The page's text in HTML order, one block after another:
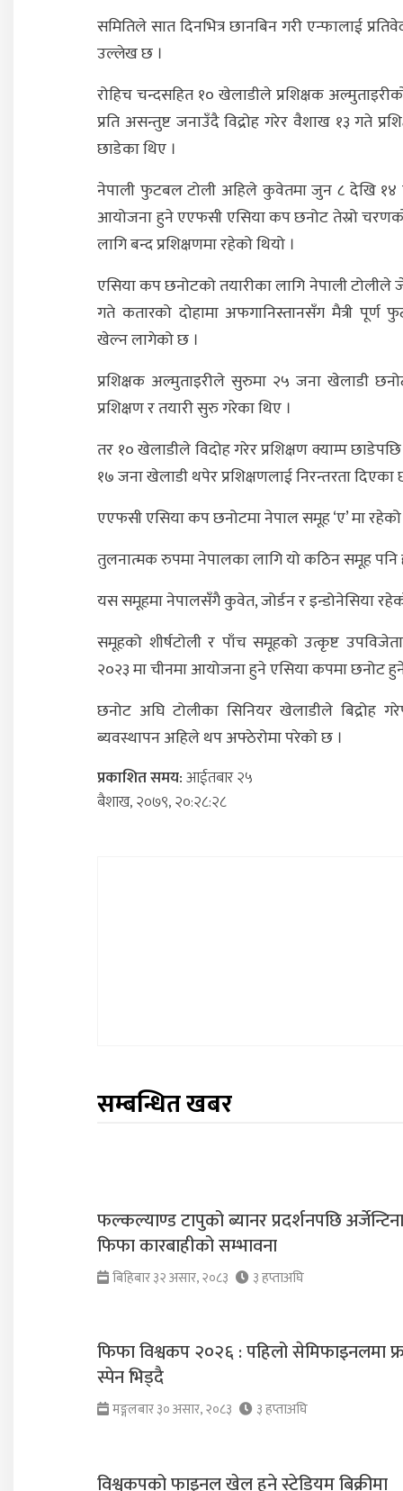
समितिले सात दिनभित्र छानबिन गरी एन्फालाई
उल्लेख छ ।
रोहिच चन्दसहित १० खेलाडीले प्रशिक्षक
प्रति असन्तुष्ट जनाउँदै विद्रोह गरेर वैशाख १३ गते
छाडेका थिए ।
नेपाली फुटबल टोली अहिले कुवेतमा जुन ८ देखि १४
आयोजना हुने एएफसी एसिया कप छनोट तेस्रो
लागि बन्द प्रशिक्षणमा रहेको थियो ।
एसिया कप छनोटको तयारीका लागि नेपाली टोलीले
गते कतारको दोहामा अफगानिस्तानसँग मैत्री
खेल्न लागेको छ ।
प्रशिक्षक अल्मुताइरीले सुरुमा २५ जना खेलाडी
प्रशिक्षण र तयारी सुरु गरेका थिए ।
तर १० खेलाडीले विदोह गरेर प्रशिक्षण क्याम्प
१७ जना खेलाडी थपेर प्रशिक्षणलाई निरन्तरता दिएका
एएफसी एसिया कप छनोटमा नेपाल समूह ‘ए’ मा
तुलनात्मक रुपमा नेपालका लागि यो कठिन समूह पनि
यस समूहमा नेपालसँगै कुवेत, जोर्डन र इन्डोनेसिया
समूहको शीर्षटोली र पाँच समूहको उत्कृष्ट
२०२३ मा चीनमा आयोजना हुने एसिया कपमा छनोट
छनोट अघि टोलीका सिनियर खेलाडीले बिद्रोह
ब्यवस्थापन अहिले थप अफ्ठेरोमा परेको छ ।
प्रकाशित समय:आईतबार २५
ब‌ैशाख, २०७९, २०:२८:२८
सम्बन्धित खबर
फल्कल्याण्ड टापुको ब्यानर प्रदर्शनपछि
फिफा कारबाहीको सम्भावना
बिहिबार ३२ असार, २०८३ ३ हप्ताअघि
फिफा विश्वकप २०२६ : पहिलो सेमिफाइनलमा
स्पेन भिड्दै
मङ्गलबार ३० असार, २०८३ ३ हप्ताअघि
विश्वकपको फाइनल खेल हुने स्टेडियम बिक्रीमा